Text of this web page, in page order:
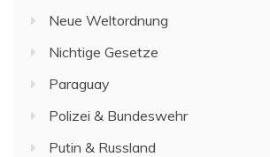
Neue Weltordnung
Nichtige Gesetze
Paraguay
Polizei & Bundeswehr
Putin & Russland